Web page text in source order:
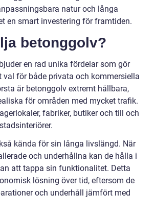
natur och långa
en smart investering för framtiden.
betonggolv?
en rad unika fördelar som gör
för både privata och kommersiella
är betonggolv extremt hållbara,
för områden med mycket trafik.
fabriker, butiker och till och
kända för sin långa livslängd. När
och underhållna kan de hålla i
att tappa sin funktionalitet. Detta
lösning över tid, eftersom de
och underhåll jämfört med